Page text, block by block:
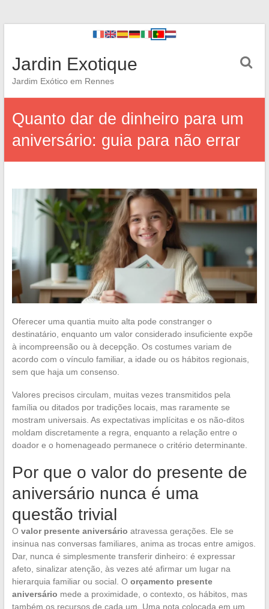
Jardin Exotique
Jardim Exótico em Rennes
Quanto dar de dinheiro para um
aniversário: guia para não errar
Oferecer uma quantia muito alta pode constranger o
destinatário, enquanto um valor considerado insuficiente expõe
à incompreensão ou à decepção. Os costumes variam de
acordo com o vínculo familiar, a idade ou os hábitos regionais,
sem que haja um consenso.
Valores precisos circulam, muitas vezes transmitidos pela
família ou ditados por tradições locais, mas raramente se
mostram universais. As expectativas implícitas e os não-ditos
moldam discretamente a regra, enquanto a relação entre o
doador e o homenageado permanece o critério determinante.
Por que o valor do presente de
aniversário nunca é uma
questão trivial
O valor presente aniversário atravessa gerações. Ele se
insinua nas conversas familiares, anima as trocas entre amigos.
Dar, nunca é simplesmente transferir dinheiro: é expressar
afeto, sinalizar atenção, às vezes até afirmar um lugar na
hierarquia familiar ou social. O orçamento presente
aniversário mede a proximidade, o contexto, os hábitos, mas
também os recursos de cada um. Uma nota colocada em um